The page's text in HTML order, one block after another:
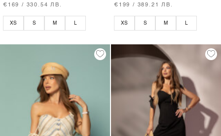
€169 / 330.54 ЛВ.
XS S M
€199 / 389.21 ЛВ.
XS S M